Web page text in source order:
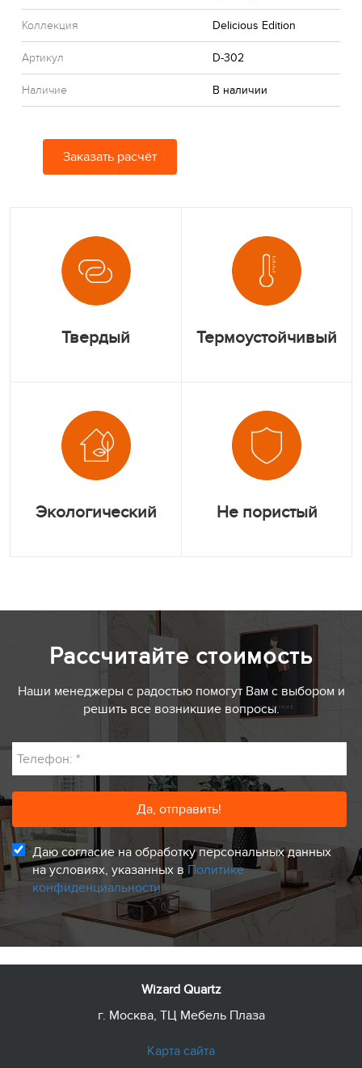
Коллекция Delicious Edition
Артикул D-302
Наличие В наличии
Заказать расчёт
Твердый Термоустойчивый
Экологический Не пористый
Рассчитайте стоимость
Наши менеджеры с радостью помогут Вам с выбором и
решить все возникшие вопросы.
Телефон: *
Даю согласие на обработку персональных данных
на условиях, указанных в Политике
конфиденциальности
Wizard Quartz
г. Москва, ТЦ Мебель Плаза
Карта сайта